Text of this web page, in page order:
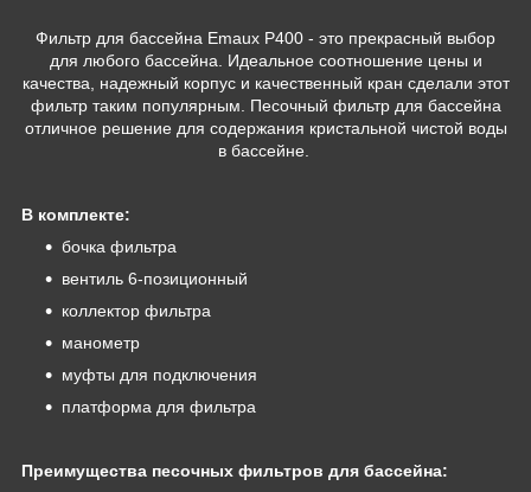
Фильтр для бассейна Emaux P400 - это прекрасный выбор
для любого бассейна. Идеальное соотношение цены и
качества, надежный корпус и качественный кран сделали этот
фильтр таким популярным. Песочный фильтр для бассейна
отличное решение для содержания кристальной чистой воды
в бассейне.
В комплекте:
бочка фильтра
вентиль 6-позиционный
коллектор фильтра
манометр
муфты для подключения
платформа для фильтра
Преимущества песочных фильтров для бассейна: